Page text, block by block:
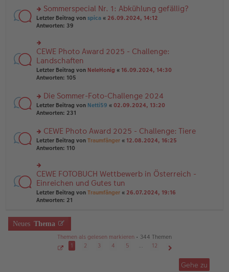
gB
ei
tr
g
n
g
el
e
n
er
B
ei
tr
g
rs
te
u
n
g
el
es
e
er
B
ei
tr
g
Sommerspecial Nr. 1: Abkühlung gefällig?
Letzter Beitrag von spica « 26.09.2024, 14:12
Antworten: 39
rs
te
r
u
n
el
es
e
B
ei
tr
g
CEWE Photo Award 2025 - Challenge:
Landschaften
Letzter Beitrag von NeleHonig « 16.09.2024, 14:30
Antworten: 105
rs
te
n
g
el
e
n
er
B
ei
tr
g
Die Sommer-Foto-Challenge 2024
Letzter Beitrag von Netti59 « 02.09.2024, 13:20
Antworten: 231
rs
te
u
n
g
el
es
e
er
B
ei
CEWE Photo Award 2025 - Challenge: Tiere
Letzter Beitrag von Traumfänger « 12.08.2024, 16:25
Antworten: 110
rs
te
r
u
n
el
es
CEWE FOTOBUCH Wettbewerb in Österreich -
Einreichen und Gutes tun
Letzter Beitrag von Traumfänger « 26.07.2024, 19:16
Antworten: 21
Neues Thema
Themen als gelesen markieren • 344 Themen
1 2 3 4 5 …
12
Gehe zu